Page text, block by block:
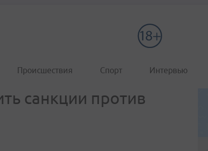
Происшествия Спорт Интервью
санкции против